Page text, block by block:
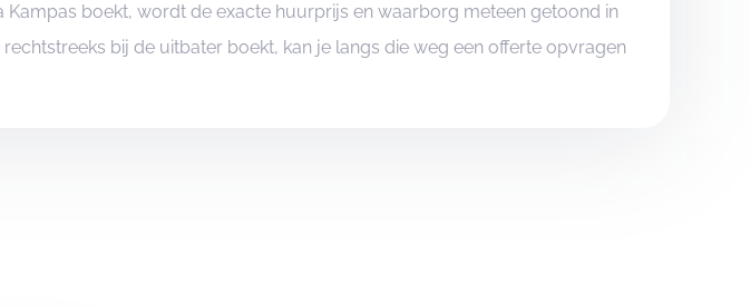
boekt, wordt de exacte huurprijs en waarborg meteen getoond in
bij de uitbater boekt, kan je langs die weg een offerte opvragen